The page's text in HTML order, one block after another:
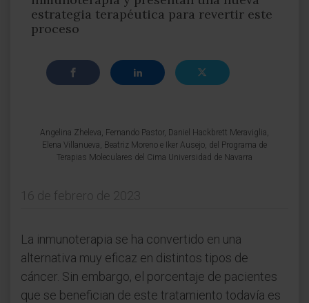
estrategia terapéutica para revertir este
proceso
Angelina Zheleva, Fernando Pastor, Daniel Hackbrett Meraviglia,
Elena Villanueva, Beatriz Moreno e Iker Ausejo, del Programa de
Terapias Moleculares del Cima Universidad de Navarra
16 de febrero de 2023
La inmunoterapia se ha convertido en una
alternativa muy eficaz en distintos tipos de
cáncer. Sin embargo, el porcentaje de pacientes
que se benefician de este tratamiento todavía es